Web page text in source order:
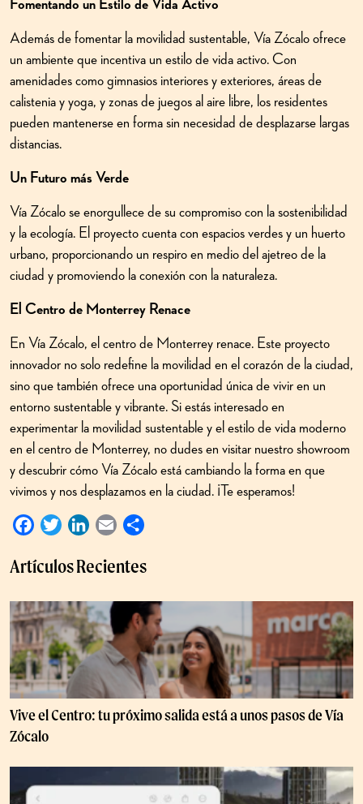
Fomentando un Estilo de Vida Activo
Además de fomentar la movilidad sustentable, Vía Zócalo ofrece
un ambiente que incentiva un estilo de vida activo. Con
amenidades como gimnasios interiores y exteriores, áreas de
calistenia y yoga, y zonas de juegos al aire libre, los residentes
pueden mantenerse en forma sin necesidad de desplazarse largas
distancias.
Un Futuro más Verde
Vía Zócalo se enorgullece de su compromiso con la sostenibilidad
y la ecología. El proyecto cuenta con espacios verdes y un huerto
urbano, proporcionando un respiro en medio del ajetreo de la
ciudad y promoviendo la conexión con la naturaleza.
El Centro de Monterrey Renace
En Vía Zócalo, el centro de Monterrey renace. Este proyecto
innovador no solo redefine la movilidad en el corazón de la ciudad,
sino que también ofrece una oportunidad única de vivir en un
entorno sustentable y vibrante. Si estás interesado en
experimentar la movilidad sustentable y el estilo de vida moderno
en el centro de Monterrey, no dudes en visitar nuestro showroom
y descubrir cómo Vía Zócalo está cambiando la forma en que
vivimos y nos desplazamos en la ciudad. ¡Te esperamos!
FacebookTwitter LinkedInEmail
Artículos Recientes
Vive el Centro: tu próximo salida está a unos pasos de Vía
Zócalo